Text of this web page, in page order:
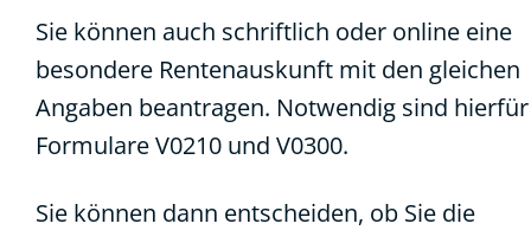
Sie können auch schriftlich oder online eine
besondere Rentenauskunft mit den gleichen
Angaben beantragen. Notwendig sind
FormulareV0210 und V0300.
Sie können dann entscheiden, ob Sie die